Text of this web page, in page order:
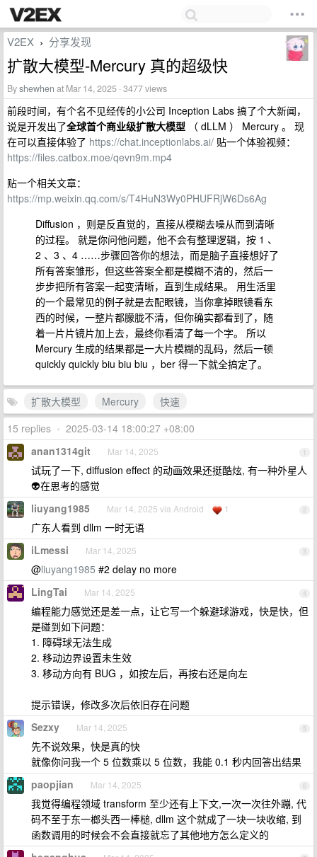
V2EX › 分享发现
扩散大模型-Mercury 真的超级快
Byshewhen at Mar 14, 2025 · 3477 views
前段时间，有个名不见经传的小公司 Inception Labs 搞了个大新闻，
说是开发出了全球首个商业级扩散大模型 （ dLLM ） Mercury 。 现
在可以直接体验了 https://chat.inceptionlabs.ai/ 贴一个体验视频：
https://files.catbox.moe/qevn9m.mp4
贴一个相关文章：
https://mp.weixin.qq.com/s/T4HuN3Wy0PHUFRjW6Ds6Ag
Diffusion ，则是反直觉的，直接从模糊去噪从而到清晰
的过程。 就是你问他问题，他不会有整理逻辑，按 1 、
2 、3 、4 ……步骤回答你的想法，而是脑子直接想好了
所有答案雏形，但这些答案全都是模糊不清的，然后一
步步把所有答案一起变清晰，直到生成结果。 用生活里
的一个最常见的例子就是去配眼镜，当你拿掉眼镜看东
西的时候，一整片都朦胧不清，但你确实都看到了，随
着一片片镜片加上去，最终你看清了每一个字。 所以
Mercury 生成的结果都是一大片模糊的乱码，然后一顿
quickly quickly biu biu biu ，ber 得一下就全搞定了。
扩散大模型 Mercury
快速
15 replies • 2025-03-14 18:00:27 +08:00
1
anan1314git Mar 14, 2025
试玩了一下, diffusion effect 的动画效果还挺酷炫, 有一种外星人
👽在思考的感觉
2
liuyang1985 Mar 14, 2025 via Android 1
广东人看到 dllm 一时无语
3
iLmessi Mar 14, 2025
@liuyang1985 #2 delay no more
4
LingTai Mar 14, 2025
编程能力感觉还是差一点，让它写一个躲避球游戏，快是快，但
是碰到如下问题：
1. 障碍球无法生成
2. 移动边界设置未生效
3. 移动方向有 BUG ，如按左后，再按右还是向左
提示错误，修改多次后依旧存在问题
5
Sezxy Mar 14, 2025
先不说效果，快是真的快
就像你问我一个 5 位数乘以 5 位数，我能 0.1 秒内回答出结果
6
paopjian Mar 14, 2025
我觉得编程领域 transform 至少还有上下文,一次一次往外蹦, 代
码不至于东一榔头西一棒槌, dllm 这个就成了一块一块收缩, 到
函数调用的时候会不会直接就忘了其他地方怎么定义的